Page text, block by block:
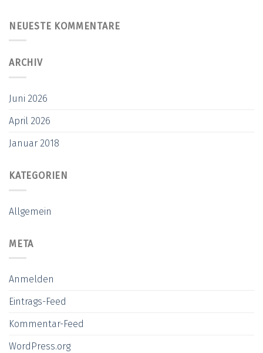
NEUESTE KOMMENTARE
ARCHIV
Juni 2026
April 2026
Januar 2018
KATEGORIEN
Allgemein
META
Anmelden
Eintrags-Feed
Kommentar-Feed
WordPress.org